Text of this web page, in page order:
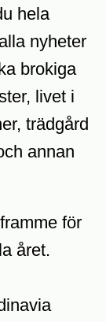
hela
nyheter
brokiga
livet i
trädgård
annan
för
året.